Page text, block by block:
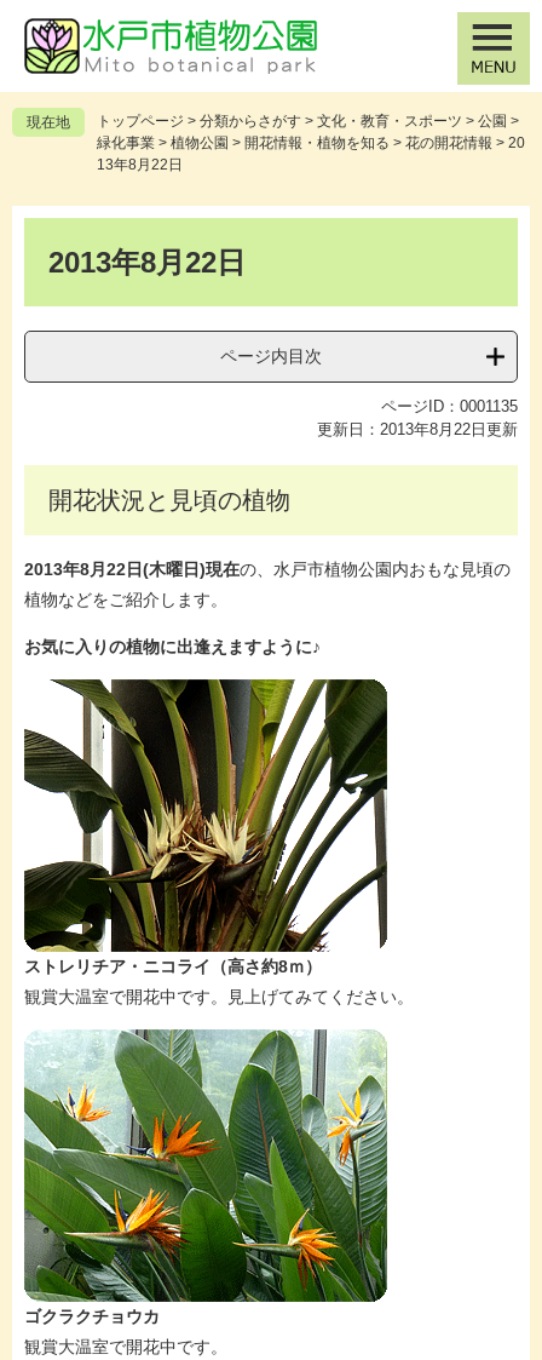
の
先
頭
ー
を
飛
現在地 トップページ > 分類からさがす > 文化・教育・スポーツ > 公園 >
緑化事業 > 植物公園 > 開花情報・植物を知る > 花の開花情報 > 20
13年8月22日
2013年8月22日
ページ内目次
ページID：0001135
更新日：2013年8月22日更新
開花状況と見頃の植物
2013年8月22日(木曜日)現在の、水戸市植物公園内おもな見頃の
植物などをご紹介します。
お気に入りの植物に出逢えますように♪
ストレリチア・ニコライ（高さ約8ｍ）
観賞大温室で開花中です。見上げてみてください。
ゴクラクチョウカ
観賞大温室で開花中です。